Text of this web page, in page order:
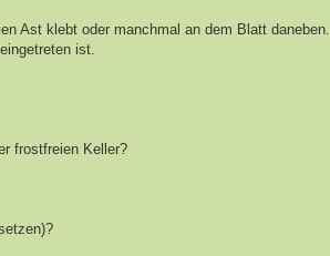
Ast klebt oder manchmal an dem Blatt daneben.
ist.
frostfreien Keller?